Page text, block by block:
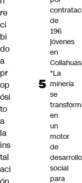
re
ci
bi
do
a
pr
op
ósi
to
a
la
ins
tal
aci
de
196
jóvenes
en
"La
minería
se
en
un
motor
de
desarrollo
social
para